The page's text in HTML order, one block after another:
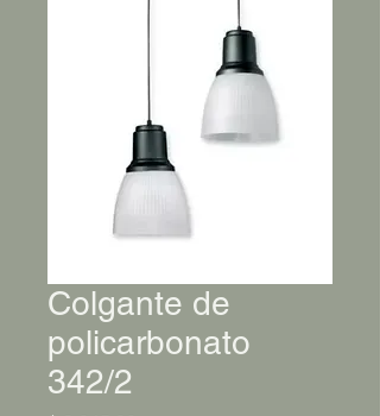
Colgante de
policarbonato
342/2